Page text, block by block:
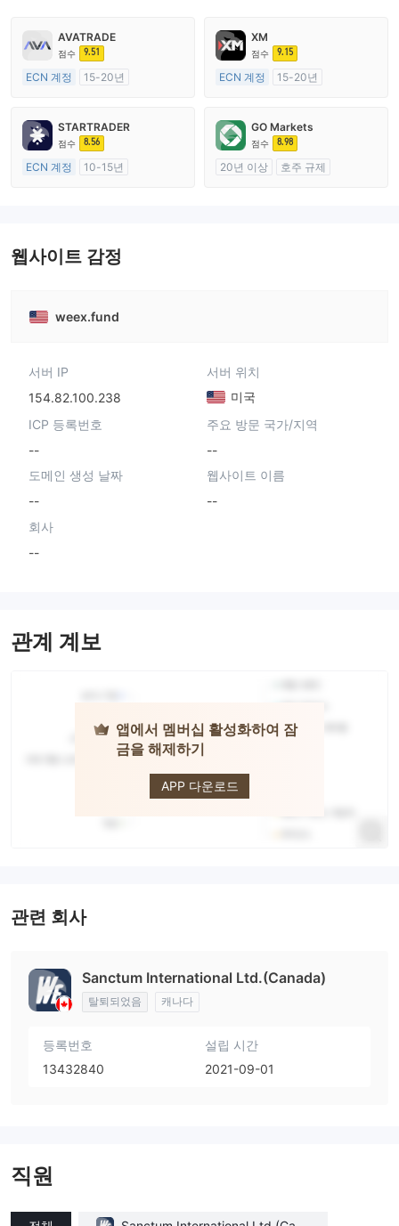
AVATRADE
점수 9.51
ECN 계정
15-20년
외환 거래 라이선스 (MM)
마스터 레이블 MT4
XM
점수 9.15
ECN 계정
15-20년
외환 거래 라이선스 (MM)
마스터 레이블 MT4
STARTRADER
점수 8.56
ECN 계정
10-15년
GO Markets
점수 8.98
20년 이상
호주 규제
웹사이트 감정
weex.fund
서버 IP
154.82.100.238
서버 위치
미국
ICP 등록번호
--
주요 방문 국가/지역
--
도메인 생성 날짜
--
웹사이트 이름
--
회사
--
관계 계보
앱에서 멤버십 활성화하여 잠
금을 해제하기
APP 다운로드
WEEX
관련 회사
Sanctum International Ltd.(Canada)
탈퇴되었음 캐나다
등록번호
13432840
설립 시간
2021-09-01
직원